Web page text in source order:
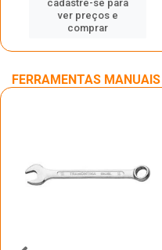
cadastre-se para
ver preços e
comprar
FERRAMENTAS MANUAIS